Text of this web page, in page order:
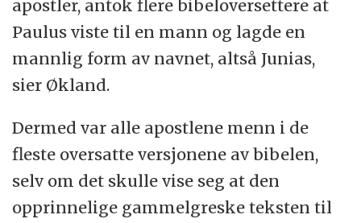
apostler, antok flere bibeloversettere at
Paulus viste til en mann og lagde en
mannlig form av navnet, altså Junias,
sier Økland.
Dermed var alle apostlene menn i de
fleste oversatte versjonene av bibelen,
selv om det skulle vise seg at den
opprinnelige gammelgreske teksten til